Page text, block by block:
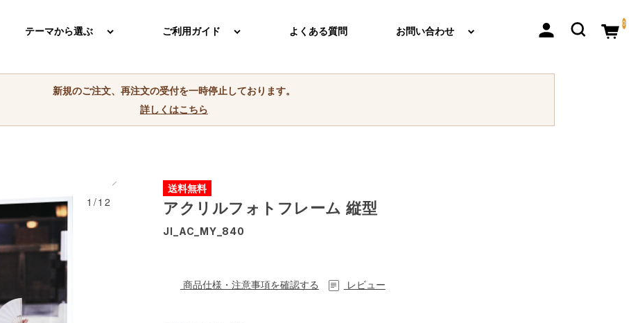
テーマから選ぶ ご利用ガイド よくある質問 お問い合わせ
0
新規のご注文、再注文の受付を一時停止しております。
詳しくはこちら
1/12
送料無料
アクリルフォトフレーム 縦型
JI_AC_MY_840
商品仕様・注意事項を確認する レビュー